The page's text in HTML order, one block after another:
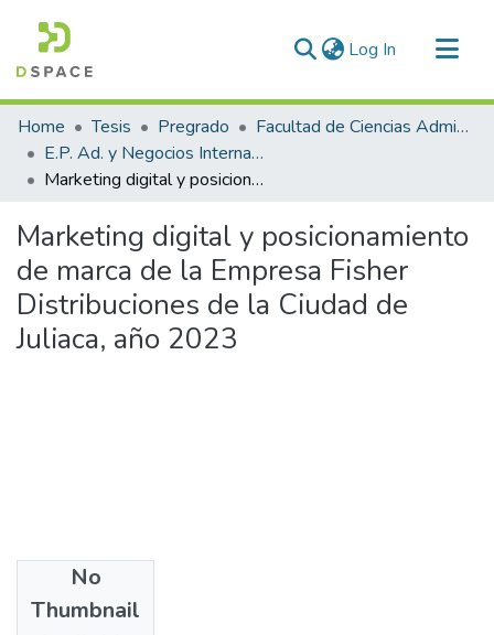
Log In (current)
Communities & Collections
All of DSpace
Statistics
Home Tesis Pregrado
Facultad de Ciencias Administrativas
E.P. Ad. y Negocios Internacionales
Marketing digital y posicionamiento de marca de la Empresa Fisher Distribuciones de la Ciudad de Juliaca, año 2023
Marketing digital y posicionamiento
de marca de la Empresa Fisher
Distribuciones de la Ciudad de
Juliaca, año 2023
No
Thumbnail
2023